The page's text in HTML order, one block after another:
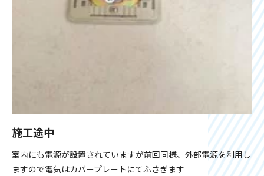
施工途中
室内にも電源が設置されていますが前回同様、外部電源を利用し
ますので電気はカバープレートにてふさぎます